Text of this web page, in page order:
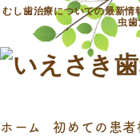
むし歯治療についての最新情
虫
ホーム 初めての患